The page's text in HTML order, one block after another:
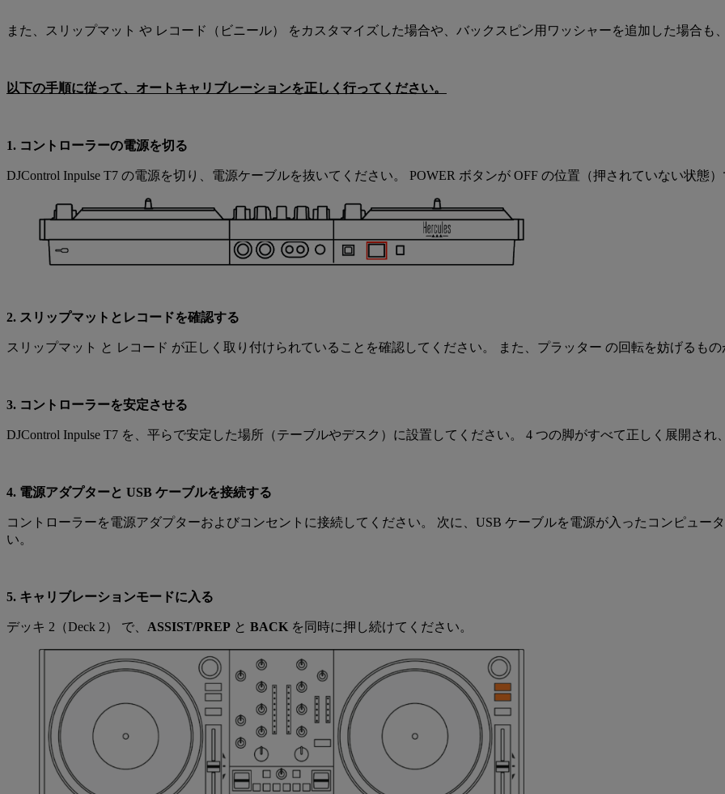
また、スリップマット や レコード（ビニール） をカスタマイズした場合や、バックスピン用ワッシャーを追加した場合も
以下の手順に従って、オートキャリブレーションを正しく行ってください。
1. コントローラーの電源を切る
DJControl Inpulse T7 の電源を切り、電源ケーブルを抜いてください。 POWER ボタンが OFF の位置（押されていない状態
2. スリップマットとレコードを確認する
スリップマット と レコード が正しく取り付けられていることを確認してください。 また、プラッター の回転を妨げるもの
3. コントローラーを安定させる
DJControl Inpulse T7 を、平らで安定した場所（テーブルやデスク）に設置してください。 4 つの脚がすべて正しく展開され
4. 電源アダプターと USB ケーブルを接続する
コントローラーを電源アダプターおよびコンセントに接続してください。 次に、USB ケーブルを電源が入ったコンピュー
い。
5. キャリブレーションモードに入る
デッキ 2（Deck 2） で、 ASSIST/PREP と BACK を同時に押し続けてください。